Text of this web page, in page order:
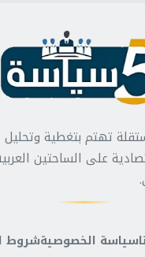
تهتم بتغطية وتحليل
على الساحتين
سياسة الخصوصيةشروط